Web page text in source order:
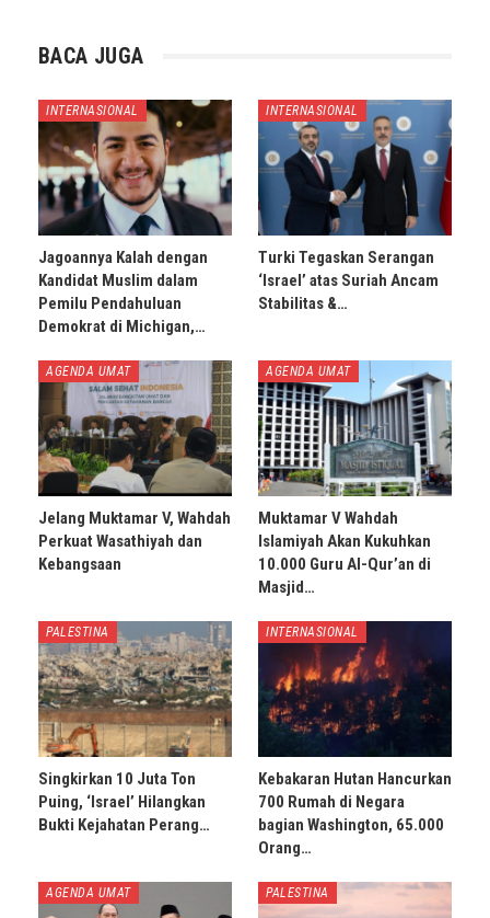
BACA JUGA
INTERNASIONAL
Jagoannya Kalah dengan
Kandidat Muslim dalam
Pemilu Pendahuluan
Demokrat di Michigan,…
INTERNASIONAL
Turki Tegaskan Serangan
‘Israel’ atas Suriah Ancam
Stabilitas &…
AGENDA UMAT
Jelang Muktamar V, Wahdah
Perkuat Wasathiyah dan
Kebangsaan
AGENDA UMAT
Muktamar V Wahdah
Islamiyah Akan Kukuhkan
10.000 Guru Al-Qur’an di
Masjid…
PALESTINA
Singkirkan 10 Juta Ton
Puing, ‘Israel’ Hilangkan
Bukti Kejahatan Perang…
INTERNASIONAL
Kebakaran Hutan Hancurkan
700 Rumah di Negara
bagian Washington, 65.000
Orang…
AGENDA UMAT PALESTINA